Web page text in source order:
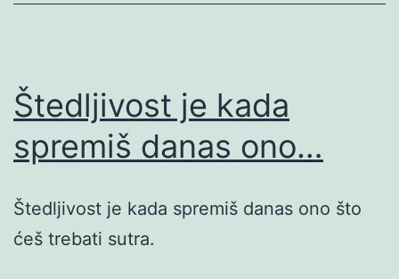
Štedljivost je kada
spremiš danas ono…
Štedljivost je kada spremiš danas ono što
ćeš trebati sutra.